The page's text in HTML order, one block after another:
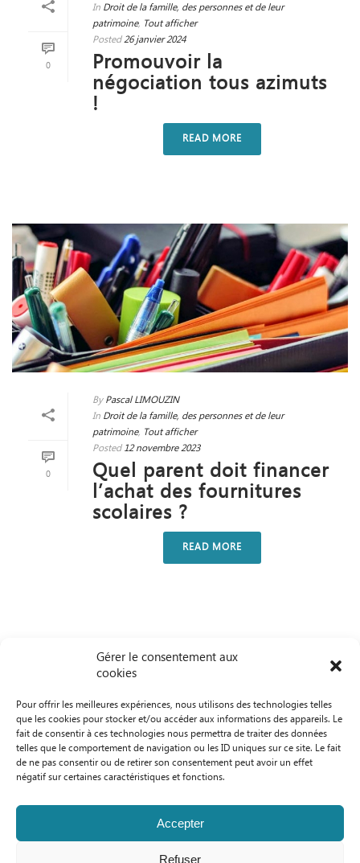
Gérer le consentement aux
cookies
Pour offrir les meilleures expériences, nous utilisons des technologies telles
que les cookies pour stocker et/ou accéder aux informations des appareils. Le
fait de consentir à ces technologies nous permettra de traiter des données
telles que le comportement de navigation ou les ID uniques sur ce site. Le fait
de ne pas consentir ou de retirer son consentement peut avoir un effet
négatif sur certaines caractéristiques et fonctions.
Accepter
Refuser
0
In Droit de la famille, des personnes et de leur
patrimoine, Tout afficher
Posted26 janvier 2024
Promouvoir la
négociation tous azimuts
!
READ MORE
0
By Pascal LIMOUZIN
In Droit de la famille, des personnes et de leur
patrimoine, Tout afficher
Posted 12 novembre 2023
Quel parent doit financer
l’achat des fournitures
scolaires ?
READ MORE
1 2 3